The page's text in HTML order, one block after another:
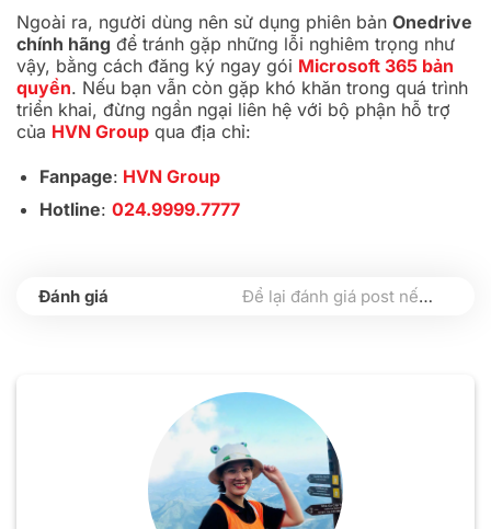
Ngoài ra, người dùng nên sử dụng phiên bản Onedrive
chính hãng để tránh gặp những lỗi nghiêm trọng như
vậy, bằng cách đăng ký ngay gói Microsoft 365 bản
quyền. Nếu bạn vẫn còn gặp khó khăn trong quá trình
triển khai, đừng ngần ngại liên hệ với bộ phận hỗ trợ
của HVN Group qua địa chỉ:
Fanpage: HVN Group
Hotline: 024.9999.7777
Để lại đánh giá post nếu bạn thấy hữu ích nhé